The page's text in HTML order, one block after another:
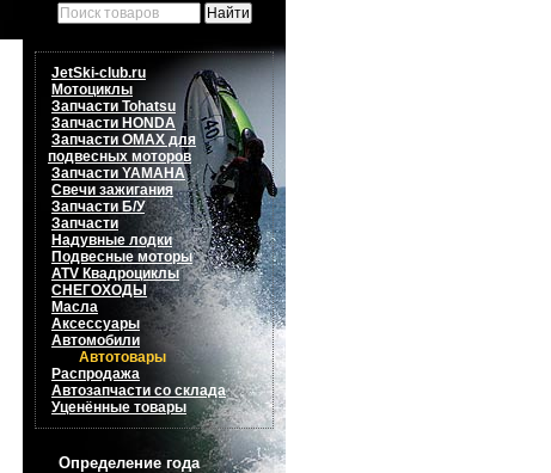
JetSki-club.ru
Мотоциклы
Запчасти Tohatsu
Запчасти HONDA
Запчасти OMAX для
подвесных моторов
Запчасти YAMAHA
Свечи зажигания
Запчасти Б/У
Запчасти
Надувные лодки
Подвесные моторы
ATV Квадроциклы
СНЕГОХОДЫ
Масла
Аксессуары
Автомобили
Автотовары
Распродажа
Автозапчасти со склада
Уценённые товары
Определение года